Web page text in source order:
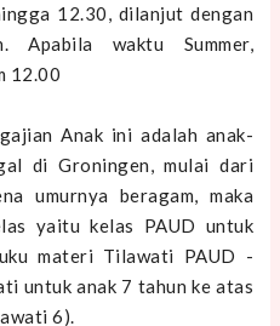
12.30, dilanjut dengan
Apabila waktu Summer,
12.00
Anak ini adalah anak-
di Groningen, mulai dari
umurnya beragam, maka
yaitu kelas PAUD untuk
materi Tilawati PAUD -
untuk anak 7 tahun ke atas
6).